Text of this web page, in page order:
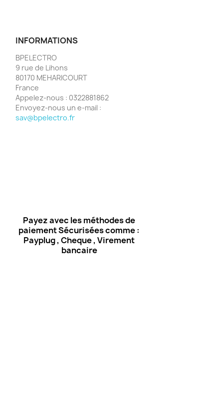
INFORMATIONS
BPELECTRO
9 rue de Lihons
80170 MEHARICOURT
France
Appelez-nous : 0322881862
Envoyez-nous un e-mail :
sav@bpelectro.fr
Payez avec les méthodes de
paiement Sécurisées comme :
Payplug , Cheque , Virement
bancaire